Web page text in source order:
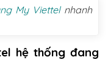
My Viettelnhanh
hệ thống đang